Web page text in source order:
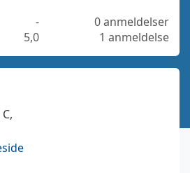
-
0 anmeldelser
5,0 1 anmeldelse